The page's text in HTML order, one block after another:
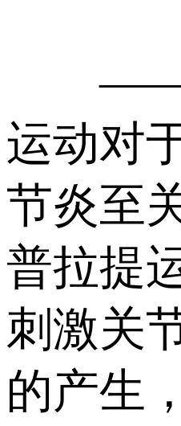
——
运动对
节炎至
普拉提
刺激关
的产生